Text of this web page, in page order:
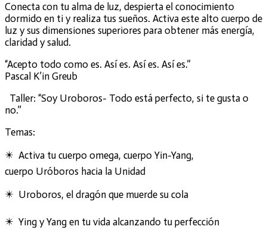
Conecta con tu alma de luz, despierta el conocimiento
dormido en ti y realiza tus sueños. Activa este alto cuerpo de
luz y sus dimensiones superiores para obtener más energía,
claridad y salud.
“Acepto todo como es. Así es. Así es. Así es.”
Pascal K’in Greub
Taller: “Soy Uroboros- Todo está perfecto, si te gusta o
no.”
Temas:
✴️ Activa tu cuerpo omega, cuerpo Yin-Yang,
cuerpo Uróboros hacia la Unidad
✴️ Uroboros, el dragón que muerde su cola
✴️ Ying y Yang en tu vida alcanzando tu perfección